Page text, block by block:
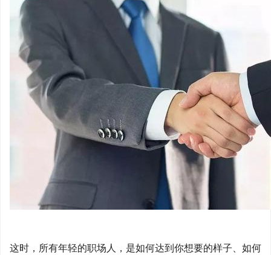
这时，所有年轻的职场人，是如何达到你想要的样子、如何